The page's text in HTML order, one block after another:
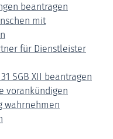
beantragen
mit
für Dienstleister
SGB XII beantragen
vorankündigen
wahrnehmen